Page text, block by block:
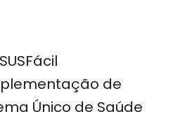
de
Único de Saúde